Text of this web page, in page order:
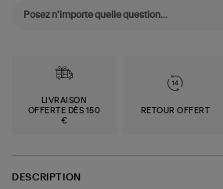
LIVRAISON
OFFERTE DÈS 150
€
RETOUR OFFERT
DESCRIPTION